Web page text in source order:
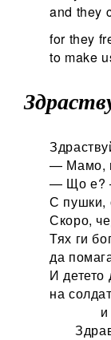
and they
for they
to make
— Мамо,
— Що е?
С
Скоро,
Тях ги
да
И детето
на